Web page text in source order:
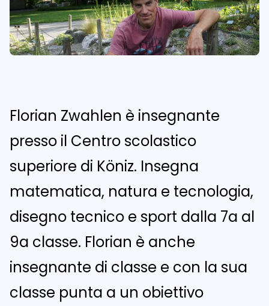
Florian Zwahlen è insegnante
presso il Centro scolastico
superiore di Köniz. Insegna
matematica, natura e tecnologia,
disegno tecnico e sport dalla 7a al
9a classe. Florian è anche
insegnante di classe e con la sua
classe punta a un obiettivo
Français
Italian